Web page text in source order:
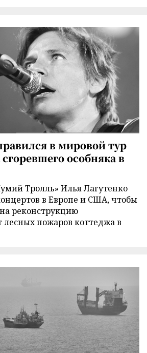
в мировой тур
особняка в
Тролль» Илья Лагутенко
в Европе и США, чтобы
реконструкцию
лесных пожаров коттеджа в